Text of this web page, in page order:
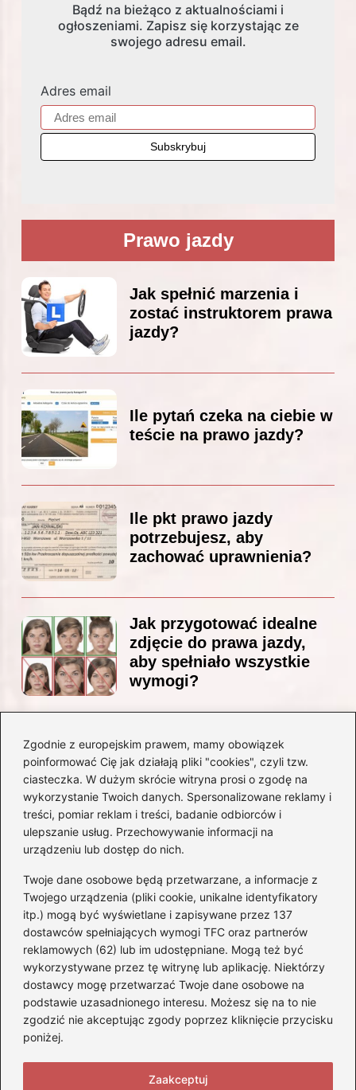
Zgodnie z europejskim prawem, mamy obowiązek
poinformować Cię jak działają pliki "cookies", czyli tzw.
ciasteczka. W dużym skrócie witryna prosi o zgodę na
wykorzystanie Twoich danych. Spersonalizowane reklamy i
treści, pomiar reklam i treści, badanie odbiorców i
ulepszanie usług. Przechowywanie informacji na
urządzeniu lub dostęp do nich.
Twoje dane osobowe będą przetwarzane, a informacje z
Twojego urządzenia (pliki cookie, unikalne identyfikatory
itp.) mogą być wyświetlane i zapisywane przez 137
dostawców spełniających wymogi TFC oraz partnerów
reklamowych (62) lub im udostępniane. Mogą też być
wykorzystywane przez tę witrynę lub aplikację. Niektórzy
dostawcy mogę przetwarzać Twoje dane osobowe na
podstawie uzasadnionego interesu. Możesz się na to nie
zgodzić nie akceptując zgody poprzez kliknięcie przycisku
poniżej.
Zaakceptuj
Bądź na bieżąco z aktualnościami i
ogłoszeniami. Zapisz się korzystając ze
swojego adresu email.
Adres email
Prawo jazdy
Jak spełnić marzenia i
zostać instruktorem prawa
jazdy?
Ile pytań czeka na ciebie w
teście na prawo jazdy?
Ile pkt prawo jazdy
potrzebujesz, aby
zachować uprawnienia?
Jak przygotować idealne
zdjęcie do prawa jazdy,
aby spełniało wszystkie
wymogi?
Czy Jarosław Kaczyński
posiada prawo jazdy? Oto
prawda, którą warto znać!
Kategorie
Akumulatory(71)
Benzyna i Diesel(68)
Motocykle(47)
Opony(77)
Prawo jazdy(75)
Samochody(275)
Silniki(83)